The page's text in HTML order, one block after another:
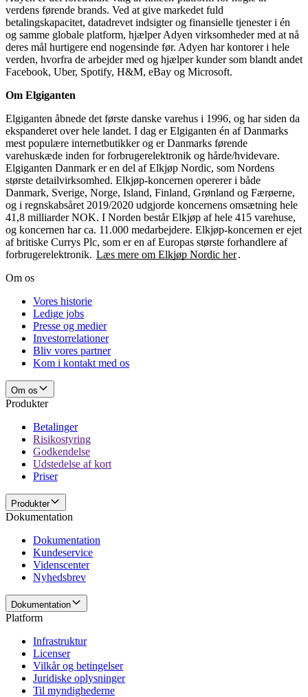
verdens førende brands. Ved at give markedet fuld
betalingskapacitet, datadrevet indsigter og finansielle tjenester i én
og samme globale platform, hjælper Adyen virksomheder med at nå
deres mål hurtigere end nogensinde før. Adyen har kontorer i hele
verden, hvorfra de arbejder med og hjælper kunder som blandt andet
Facebook, Uber, Spotify, H&M, eBay og Microsoft.
Om Elgiganten
Elgiganten åbnede det første danske varehus i 1996, og har siden da
ekspanderet over hele landet. I dag er Elgiganten én af Danmarks
mest populære internetbutikker og er Danmarks førende
varehuskæde inden for forbrugerelektronik og hårde/hvidevare.
Elgiganten Danmark er en del af Elkjøp Nordic, som Nordens
største detailvirksomhed. Elkjøp-koncernen opererer i både
Danmark, Sverige, Norge, Island, Finland, Grønland og Færøerne,
og i regnskabsåret 2019/2020 udgjorde koncernens omsætning hele
41,8 milliarder NOK. I Norden består Elkjøp af hele 415 varehuse,
og koncernen har ca. 11.000 medarbejdere. Elkjøp-koncernen er ejet
af britiske Currys Plc, som er en af Europas største forhandlere af
forbrugerelektronik. Læs mere om Elkjøp Nordic her.
Om os
Vores historie
Ledige jobs
Presse og medier
Investorrelationer
Bliv vores partner
Kom i kontakt med os
Om os
Produkter
Betalinger
Risikostyring
Godkendelse
Udstedelse af kort
Priser
Produkter
Dokumentation
Dokumentation
Kundeservice
Videnscenter
Nyhedsbrev
Dokumentation
Platform
Infrastruktur
Licenser
Vilkår og betingelser
Juridiske oplysninger
Til myndighederne